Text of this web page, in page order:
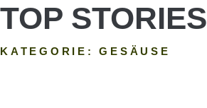
TOP STORIES
KATEGORIE: GESÄUSE